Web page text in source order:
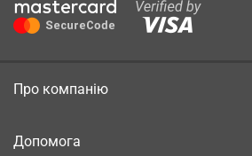
Про компанію
Допомога